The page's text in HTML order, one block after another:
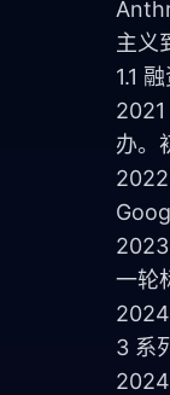
主义
1.1
办。
一轮
3 系